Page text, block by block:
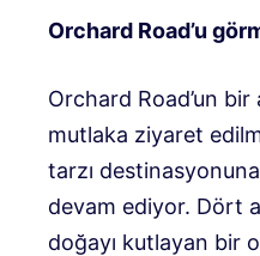
Orchard Road’u
Orchard Road’un bir
mutlaka ziyaret
tarzı
devam ediyor. Dört
doğayı kutlayan bir